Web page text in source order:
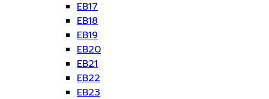
EB17
EB18
EB19
EB20
EB21
EB22
EB23